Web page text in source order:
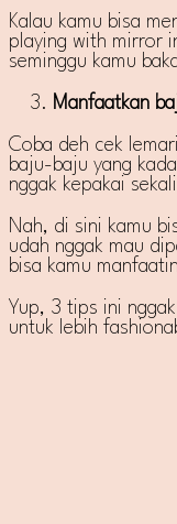
Kalau kamu bisa
playing with mirror
seminggu kamu
Manfaatkan
Coba deh cek
baju-baju yang
nggak kepakai
Nah, di sini kamu
udah nggak mau
bisa kamu
Yup, 3 tips ini
untuk lebih